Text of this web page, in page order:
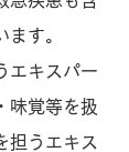
す。
エキスパー
味覚等を扱
担うエキス